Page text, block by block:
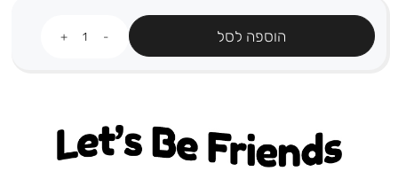
הוספה לסל
Let's be friends